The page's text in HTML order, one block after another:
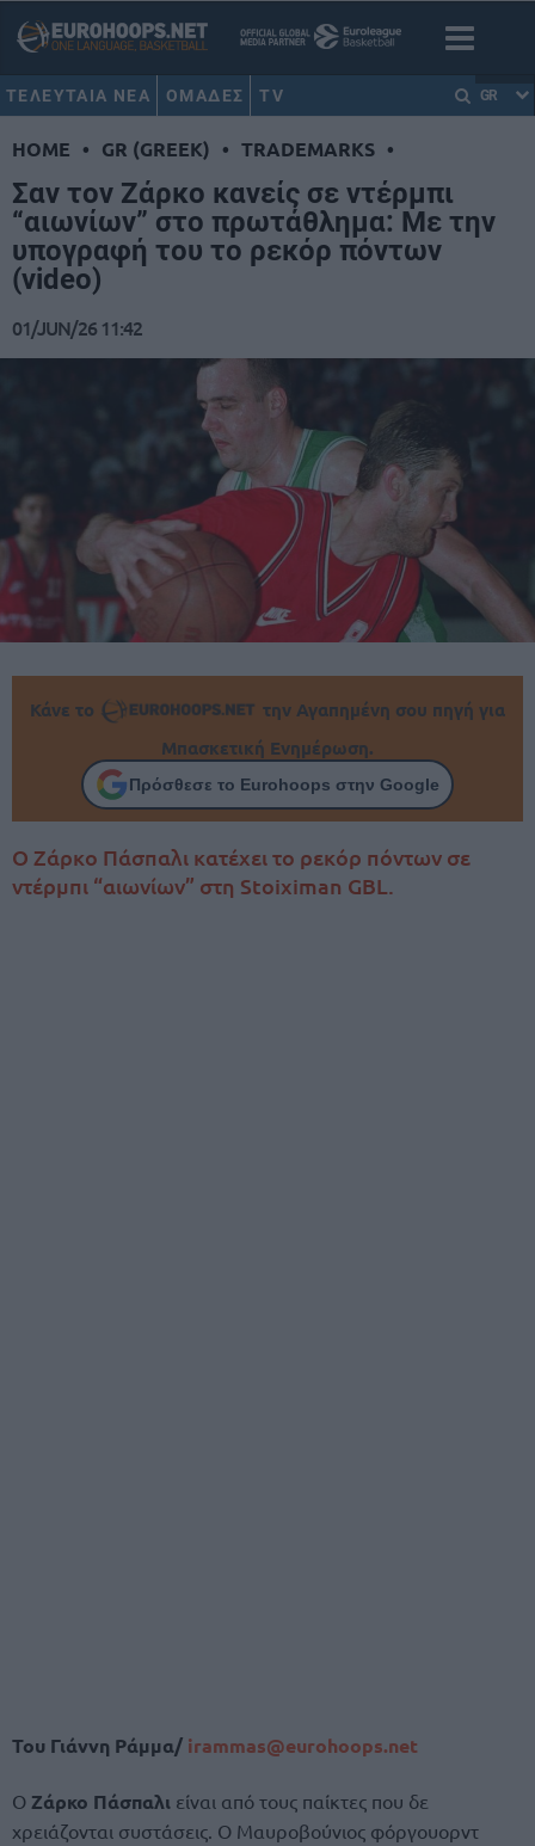
ΤΕΛΕΥΤΑΙΑ ΝΕΑ ΟΜΑΔΕΣ TV GR
HOME • GR (GREEK) • TRADEMARKS •
Σαν τον Ζάρκο κανείς σε ντέρμπι
“αιωνίων” στο πρωτάθλημα: Με την
υπογραφή του το ρεκόρ πόντων
(video)
01/JUN/26 11:42
Κάνε το
την Αγαπημένη σου πηγή για
Μπασκετική Ενημέρωση.
Πρόσθεσε το Eurohoops στην Google
Ο Ζάρκο Πάσπαλι κατέχει το ρεκόρ πόντων σε
ντέρμπι “αιωνίων” στη Stoiximan GBL.
Του Γιάννη Ράμμα/ irammas@eurohoops.net
Ο Ζάρκο Πάσπαλι είναι από τους παίκτες που δε
χρειάζονται συστάσεις. Ο Μαυροβούνιος φόργουορντ